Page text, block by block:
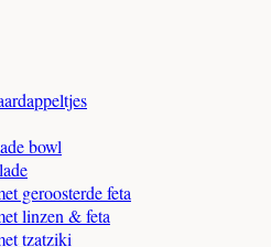
bowl
geroosterde feta
linzen & feta
tzatziki